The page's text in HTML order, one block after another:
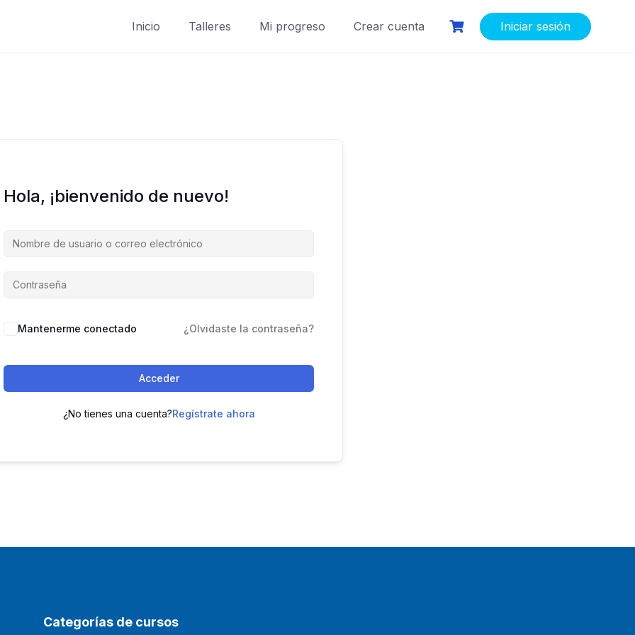
Inicio Talleres Mi progreso Crear cuenta Iniciar sesión
Hola, ¡bienvenido de nuevo!
Mantenerme conectado ¿Olvidaste la contraseña?
Acceder
¿No tienes una cuenta?Regístrate ahora
Categorías de cursos